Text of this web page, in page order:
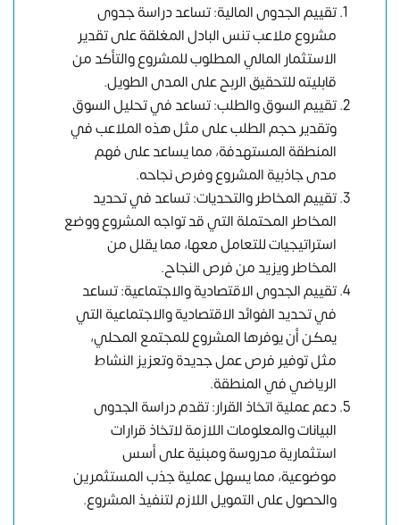
تقييم الجدوى المالية: تساعد دراسة جدوى
مشروع ملاعب تنس البادل المغلقة على تقدير
الاستثمار المالي المطلوب للمشروع والتأكد من
قابليته للتحقيق الربح على المدى الطويل.
تقييم السوق والطلب: تساعد في تحليل السوق
وتقدير حجم الطلب على مثل هذه الملاعب في
المنطقة المستهدفة، مما يساعد على فهم
مدى جاذبية المشروع وفرص نجاحه.
تقييم المخاطر والتحديات: تساعد في تحديد
المخاطر المحتملة التي قد تواجه المشروع ووضع
استراتيجيات للتعامل معها، مما يقلل من
المخاطر ويزيد من فرص النجاح.
تقييم الجدوى الاقتصادية والاجتماعية: تساعد
في تحديد الفوائد الاقتصادية والاجتماعية التي
يمكن أن يوفرها المشروع للمجتمع المحلي،
مثل توفير فرص عمل جديدة وتعزيز النشاط
الرياضي في المنطقة.
دعم عملية اتخاذ القرار: تقدم دراسة الجدوى
البيانات والمعلومات اللازمة لاتخاذ قرارات
استثمارية مدروسة ومبنية على أسس
موضوعية، مما يسهل عملية جذب المستثمرين
والحصول على التمويل اللازم لتنفيذ المشروع.